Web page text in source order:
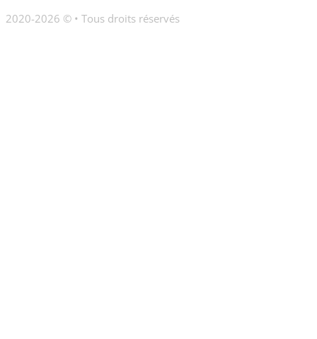
2020-2026 © • Tous droits réservés